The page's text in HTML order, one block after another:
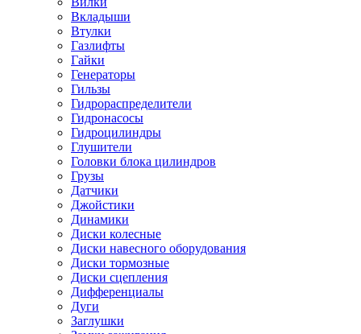
Вкладыши
Втулки
Газлифты
Гайки
Генераторы
Гильзы
Гидрораспределители
Гидронасосы
Гидроцилиндры
Глушители
Головки блока цилиндров
Грузы
Датчики
Джойстики
Динамики
Диски колесные
Диски навесного оборудования
Диски тормозные
Диски сцепления
Дифференциалы
Дуги
Заглушки